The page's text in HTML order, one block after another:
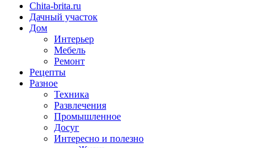
Chita-brita.ru
Дачный участок
Дом
Интерьер
Мебель
Ремонт
Рецепты
Разное
Техника
Развлечения
Промышленное
Досуг
Интересно и полезно